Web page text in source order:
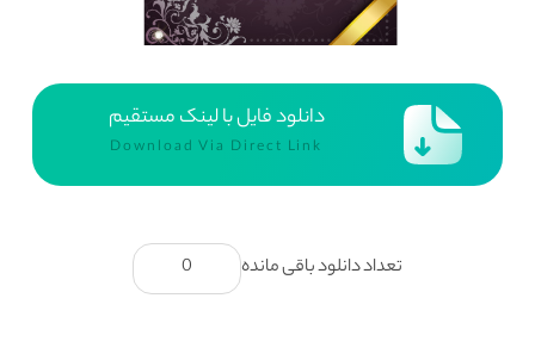
دانلود فایل با لینک مستقیم
Download Via Direct Link
تعداد دانلود باقی مانده 0